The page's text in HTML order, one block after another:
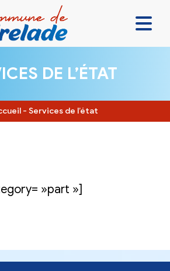
VIVRE ENSEMBLE
SE DIVERTIR
DE L’ÉTAT
- Services de l’état
»part »]